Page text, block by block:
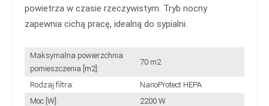
powietrza w czasie rzeczywistym. Tryb nocny
zapewnia cichą pracę, idealną do sypialni.
Maksymalna powierzchnia
pomieszczenia [m2]:
70 m2
Rodzaj filtra:
NanoProtect HEPA
Moc [W]:
2200 W